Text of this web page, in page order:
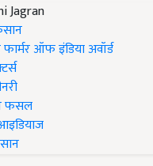
Jagran
ऑफ इंडिया अवॉर्ड
फसल